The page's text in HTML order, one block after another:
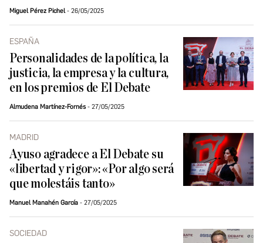
Miguel Pérez Pichel 26/05/2025
ESPAÑA
Personalidades de la política, la
justicia, la empresa y la cultura,
en los premios de El Debate
Almudena Martínez-Fornés 27/05/2025
MADRID
Ayuso agradece a El Debate su
«libertad y rigor»: «Por algo será
que molestáis tanto»
Manuel Manahén García 27/05/2025
SOCIEDAD